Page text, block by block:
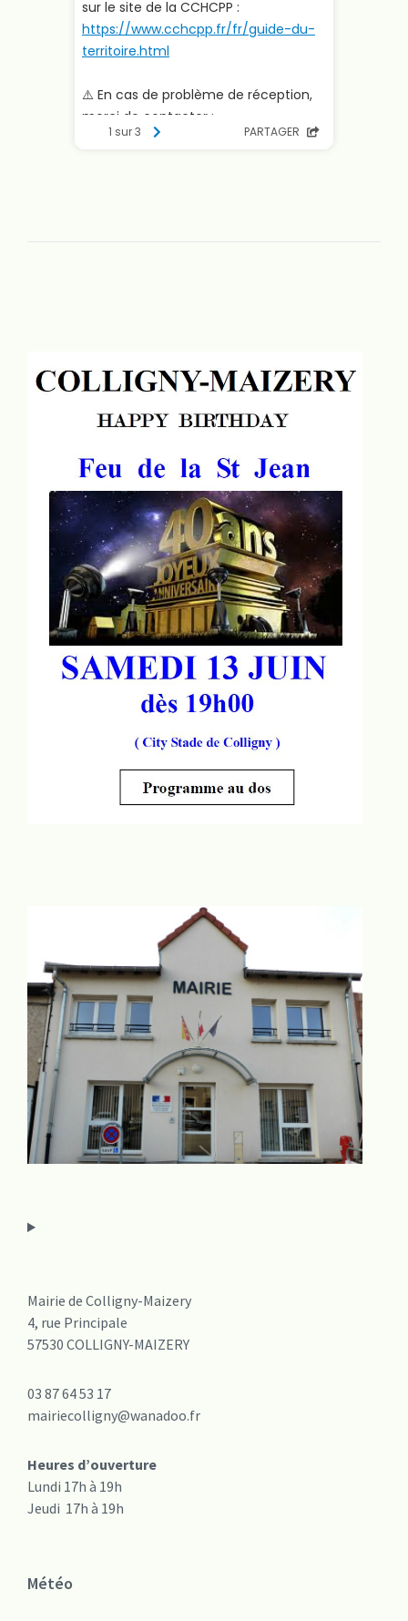
Mairie de Colligny-Maizery
4, rue Principale
57530 COLLIGNY-MAIZERY
03 87 64 53 17
mairiecolligny@wanadoo.fr
Heures d’ouverture
Lundi 17h à 19h
Jeudi 17h à 19h
Météo